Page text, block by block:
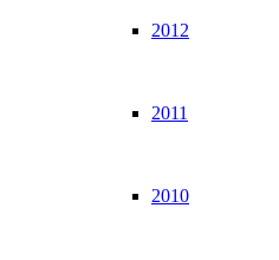
2012
2011
2010